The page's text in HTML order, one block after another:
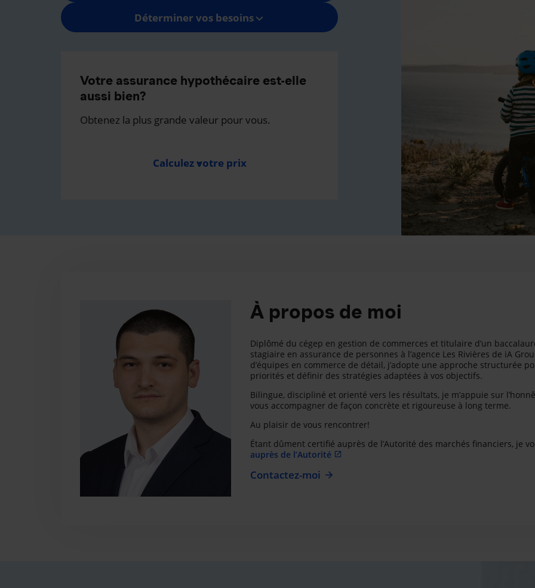
Déterminer vos besoins
Votre assurance hypothécaire est-elle
aussi bien?
Obtenez la plus grande valeur pour vous.
Calculez votre prix
À propos de moi
Diplômé du cégep en gestion de commerces et titulaire d’un
stagiaire en assurance de personnes à l’agence Les Rivières de iA
d’équipes en commerce de détail, j’adopte une approche structurée
priorités et définir des stratégies adaptées à vos objectifs.
Bilingue, discipliné et orienté vers les résultats, je m’appuie sur
vous accompagner de façon concrète et rigoureuse à long terme.
Au plaisir de vous rencontrer!
Étant dûment certifié auprès de l’Autorité des marchés financiers, je
auprès de l’Autorité
Contactez-moi